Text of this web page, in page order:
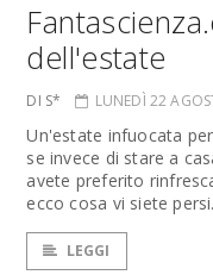
dell'estate
DI S* LUNEDÌ 22
Un'estate infuocata
se invece di stare a
avete preferito
ecco cosa vi siete persi.
LEGGI